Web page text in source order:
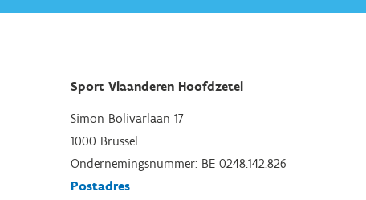
Sport Vlaanderen Hoofdzetel
Simon Bolivarlaan 17
1000 Brussel
Ondernemingsnummer: BE 0248.142.826
Postadres